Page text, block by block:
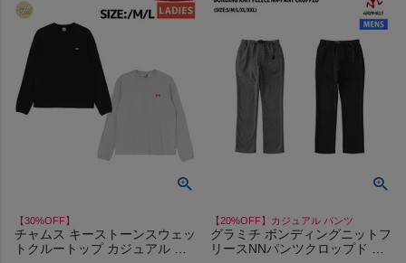
【30%OFF】
チャムス キーストーンスウェッ
トクルートップ カジュアル プ
【20%OFF】カジュアル パンツ
グラミチ ボンディングニットフ
リースNNパンツクロップド ズ